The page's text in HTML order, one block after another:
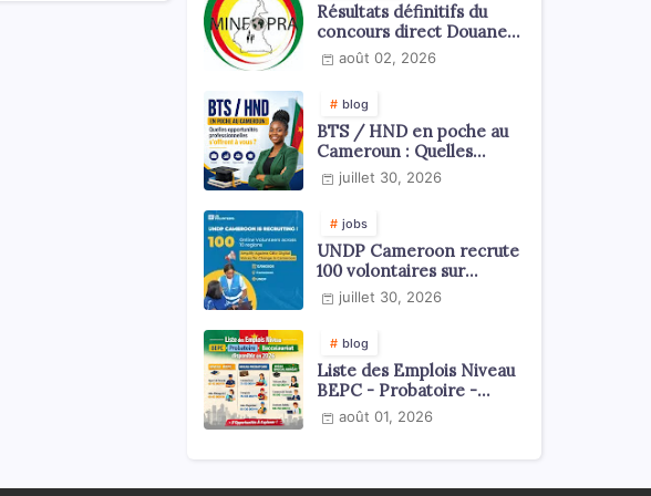
Résultats définitifs du
concours direct Douanes
2026août 02, 2026
blog
BTS / HND en poche au
Cameroun : Quelles
opportunités
professionnelles s'offrent
juillet 30, 2026
jobs
UNDP Cameroon recrute
100 volontaires sur
l'échelle du territoire
national
juillet 30, 2026
blog
Liste des Emplois Niveau
BEPC - Probatoire -
Baccalauréat dispoblible
en 2026
août 01, 2026